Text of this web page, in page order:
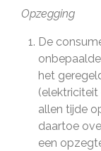
Opzegging
De
het
allen tijde
daartoe
een